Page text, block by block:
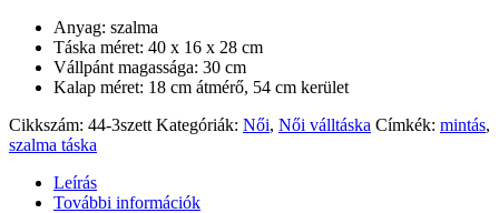
Anyag: szalma
Táska méret: 40 x 16 x 28 cm
Vállpánt magassága: 30 cm
Kalap méret: 18 cm átmérő, 54 cm kerület
Cikkszám: 44-3szett Kategóriák: Női, Női válltáska Címkék: mintás,
szalma táska
Leírás
További információk